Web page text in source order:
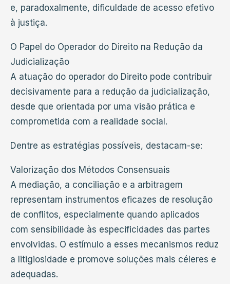
e, paradoxalmente, dificuldade de acesso efetivo
à justiça.
O Papel do Operador do Direito na Redução da
Judicialização
A atuação do operador do Direito pode contribuir
decisivamente para a redução da judicialização,
desde que orientada por uma visão prática e
comprometida com a realidade social.
Dentre as estratégias possíveis, destacam-se:
Valorização dos Métodos Consensuais
A mediação, a conciliação e a arbitragem
representam instrumentos eficazes de resolução
de conflitos, especialmente quando aplicados
com sensibilidade às especificidades das partes
envolvidas. O estímulo a esses mecanismos reduz
a litigiosidade e promove soluções mais céleres e
adequadas.